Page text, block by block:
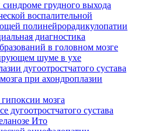
грудного выхода
воспалительной
полинейрорадикулопатии
диагностика
в головном мозге
шуме в ухе
дугоотростчатого сустава
при ахондроплазии
мозга
дугоотростчатого сустава
Ито